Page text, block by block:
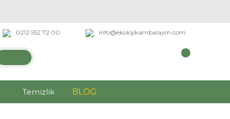
0212 552 72 00 info@ekolojikambalajim.com
Temizlik BLOG